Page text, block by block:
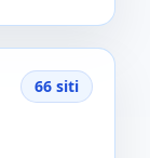
66 siti